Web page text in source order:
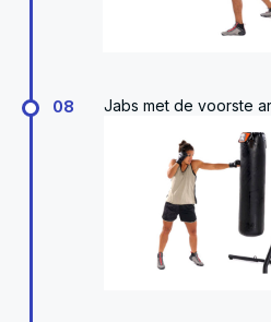
08 Jabs met de voorste